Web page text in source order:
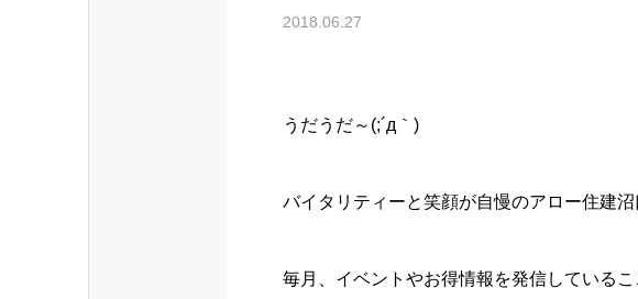
2018.06.27
うだうだ～(;´д｀)
バイタリティーと笑顔が自慢のアロー住建沼
毎月、イベントやお得情報を発信しているこ